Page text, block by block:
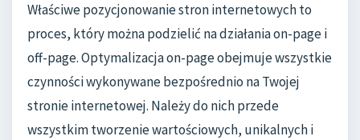
Właściwe pozycjonowanie stron internetowych to
proces, który można podzielić na działania on-page i
off-page. Optymalizacja on-page obejmuje wszystkie
czynności wykonywane bezpośrednio na Twojej
stronie internetowej. Należy do nich przede
wszystkim tworzenie wartościowych, unikalnych i